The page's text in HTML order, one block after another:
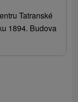
Tatranské
1894. Budova